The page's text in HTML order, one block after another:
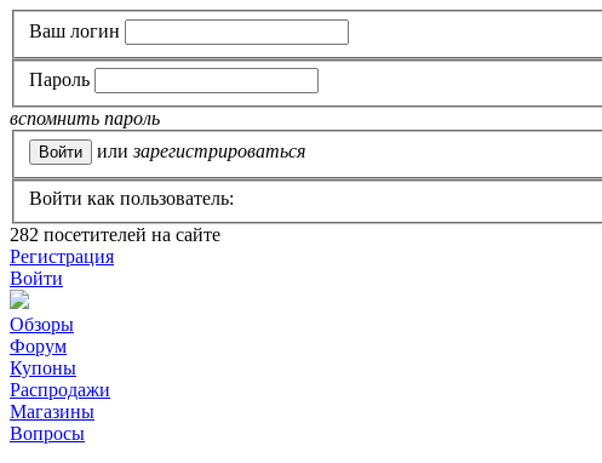
Ваш логин
Пароль
вспомнить пароль
или зарегистрироваться
Войти как пользователь:
282 посетителей на сайте
Регистрация
Войти
Обзоры
Форум
Купоны
Распродажи
Магазины
Вопросы